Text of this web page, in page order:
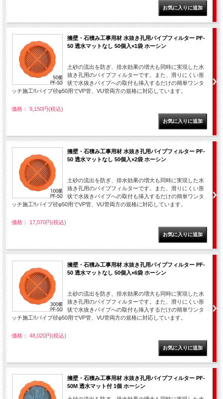
擁壁・石積み工事用材 水抜き孔用パイプフィルター PF-
50 透水マットなし 50個入×1袋 ホーシン
土砂の流出を防ぎ、排水効果の増大も同時に実現した水
抜き孔用のパイプフィルターです。また、滑りにくい形
状で水抜きパイプへの取付も挿入するだけの簡単ワンタ
ッチ施工!!パイプ径φ50用でVP管、VU管両方の規格に対応しています。
価格： 9,150円(税込)
擁壁・石積み工事用材 水抜き孔用パイプフィルター PF-
50 透水マットなし 50個入×2袋 ホーシン
土砂の流出を防ぎ、排水効果の増大も同時に実現した水
抜き孔用のパイプフィルターです。また、滑りにくい形
状で水抜きパイプへの取付も挿入するだけの簡単ワンタ
ッチ施工!!パイプ径φ50用でVP管、VU管両方の規格に対応しています。
価格： 17,070円(税込)
擁壁・石積み工事用材 水抜き孔用パイプフィルター PF-
50 透水マットなし 50個入×6袋 ホーシン
土砂の流出を防ぎ、排水効果の増大も同時に実現した水
抜き孔用のパイプフィルターです。また、滑りにくい形
状で水抜きパイプへの取付も挿入するだけの簡単ワンタ
ッチ施工!!パイプ径φ50用でVP管、VU管両方の規格に対応しています。
価格： 48,020円(税込)
擁壁・石積み工事用材 水抜き孔用パイプフィルター PF-
50M 透水マット付 1個 ホーシン